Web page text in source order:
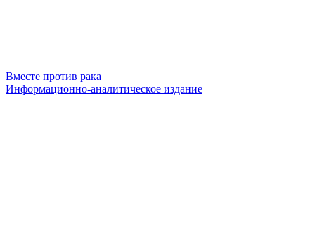
Вместе против рака
Информационно-аналитическое издание